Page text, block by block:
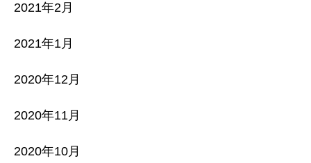
2021年2月
2021年1月
2020年12月
2020年11月
2020年10月